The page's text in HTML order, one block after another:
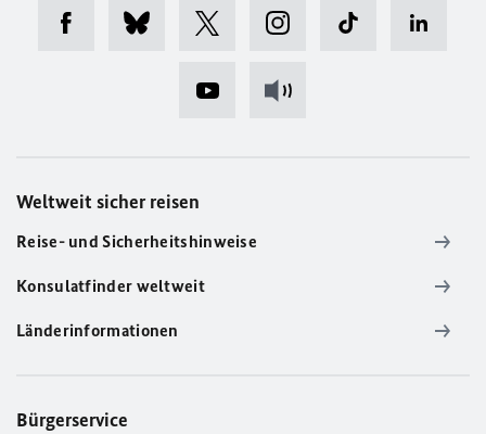
Weltweit sicher reisen
Reise- und Sicherheitshinweise
Konsulatfinder weltweit
Länderinformationen
Bürgerservice